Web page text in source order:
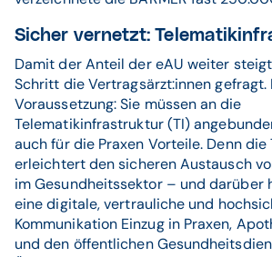
Sicher vernetzt:
Damit der Anteil der eAU weiter
Schritt die Vertragsärzt:innen gefragt.
Voraussetzung: Sie müssen an die
Telematikinfrastruktur (TI)
auch für die Praxen Vorteile. Denn
erleichtert den sicheren Austausch
im Gesundheitssektor – und darüber
eine digitale, vertrauliche und
Kommunikation Einzug in Praxen,
und den öffentlichen